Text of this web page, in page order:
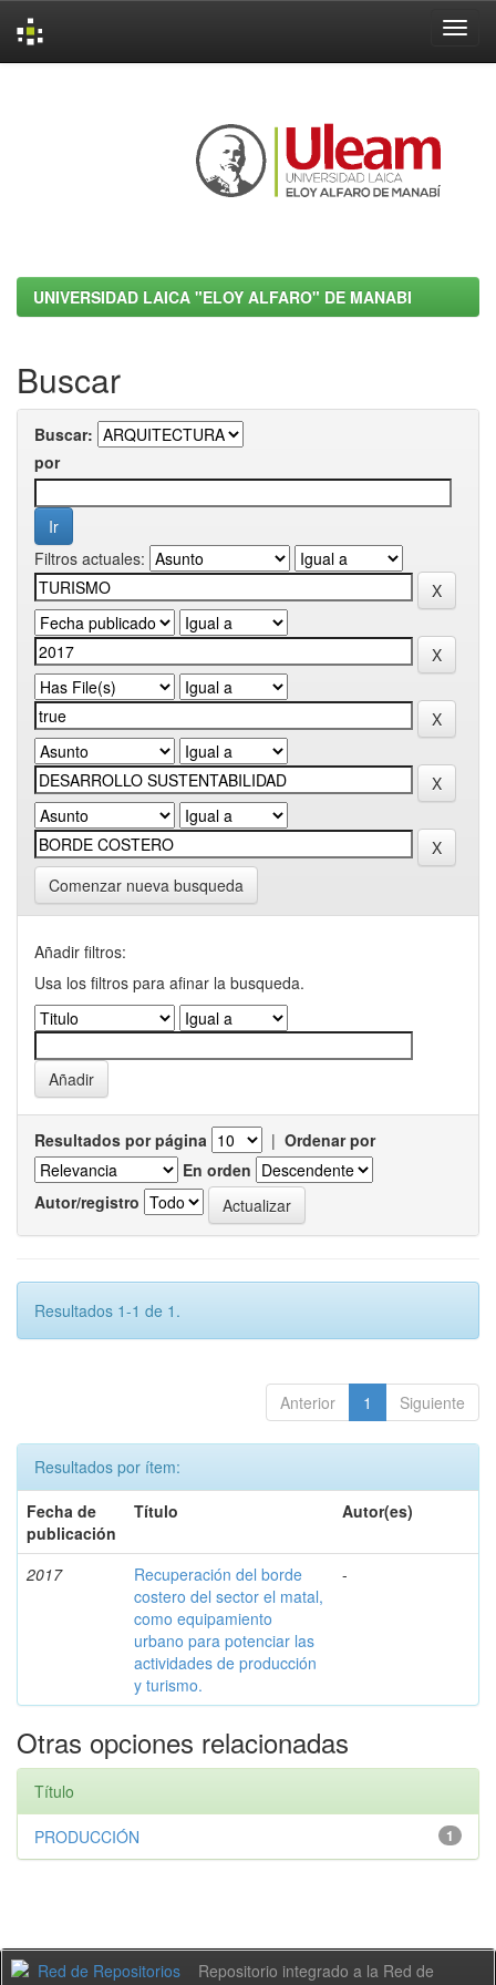
UNIVERSIDAD LAICA "ELOY ALFARO" DE MANABI
Buscar
Buscar:
por
Filtros actuales:
Comenzar nueva busqueda
Añadir filtros:
Usa los filtros para afinar la busqueda.
Resultados por página | Ordenar por
En orden
Autor/registro
Resultados 1-1 de 1.
Anterior 1 Siguiente
Resultados por ítem:
Fecha de
publicación
Título Autor(es)
2017
Recuperación del borde
costero del sector el matal,
como equipamiento
urbano para potenciar las
actividades de producción
y turismo.
-
Otras opciones relacionadas
Título
1
PRODUCCIÓN
Repositorio integrado a la Red de